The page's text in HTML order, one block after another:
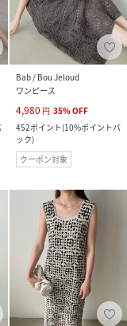
Bab / Bou Jeloud
ワンピース
4,980 円 35%OFF
452ポイント(10%ポイントバ
ック)
クーポン対象